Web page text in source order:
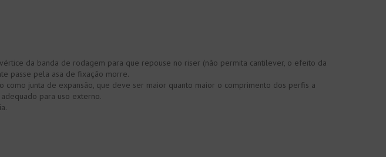
da banda de rodagem para que repouse no riser (não permita cantilever, o efeito da
passe pela asa de fixação morre.
junta de expansão, que deve ser maior quanto maior o comprimento dos perfis a
para uso externo.